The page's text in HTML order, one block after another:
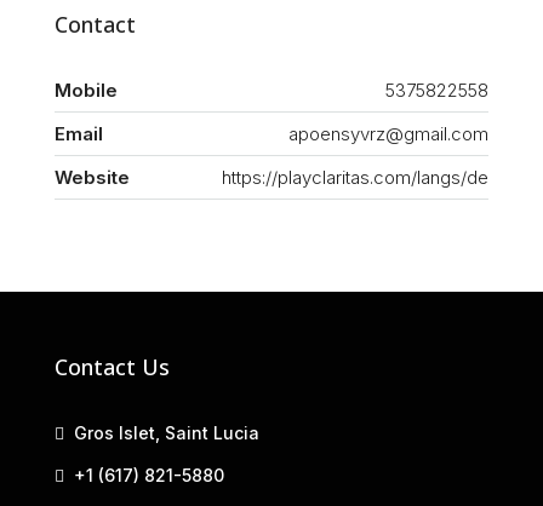
Contact
Mobile
5375822558
Email
apoensyvrz@gmail.com
Website
https://playclaritas.com/langs/de
Contact Us
Gros Islet, Saint Lucia
+1 (617) 821-5880